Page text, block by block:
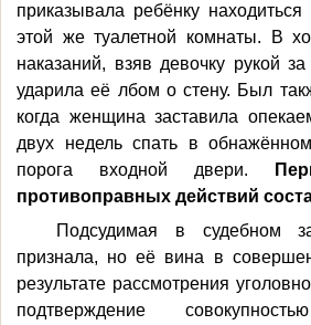
приказывала ребёнку
этой же туалетной комнаты. В
наказаний, взяв девочку рукой
ударила её лбом о стену. Был
когда женщина заставила
двух недель спать в
порога входной двери.
противоправных действий
Подсудимая в судебном
признала, но её вина в
результате рассмотрения
подтверждение